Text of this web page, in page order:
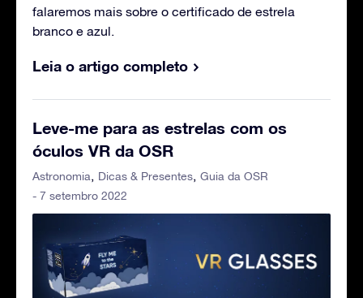
falaremos mais sobre o certificado de estrela
branco e azul.
Leia o artigo completo
Leve-me para as estrelas com os
óculos VR da OSR
Astronomia Dicas & Presentes Guia da OSR
- 7 setembro 2022